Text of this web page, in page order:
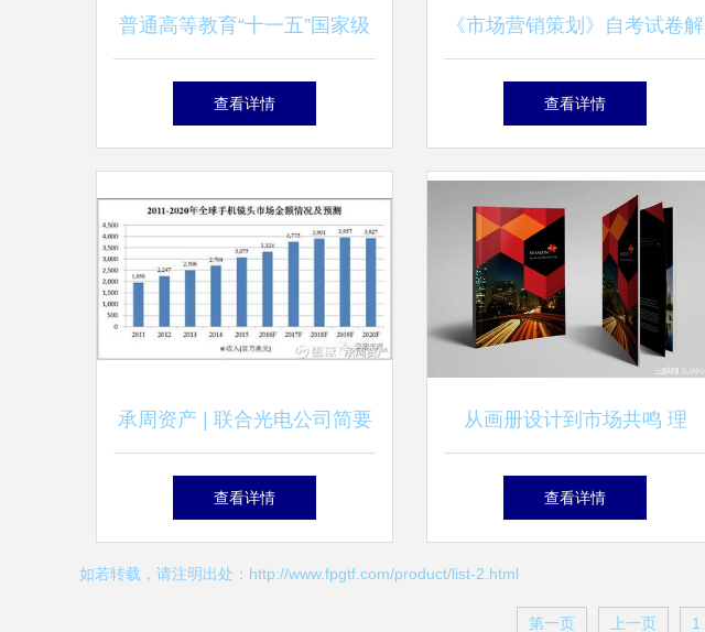
普通高等教育“十一五”国家级
规划教材《市场营销策划》
价值
查看详情
《市场营销策划》自考试卷解
析与备考指南——以2021年
查看详情
承周资产 | 联合光电公司简要
分析摘要
查看详情
从画册设计到市场共鸣 理
论、实践与营销策略的融合
查看详情
如若转载，请注明出处：http://www.fpgtf.com/product/list-2.html
第一页 上一页 1